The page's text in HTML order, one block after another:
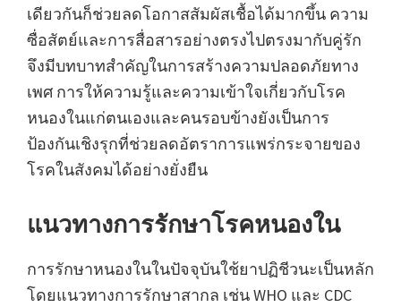
เดียวกันก็ช่วยลดโอกาสสัมผัสเชื้อได้มากขึ้น ความ
ซื่อสัตย์และการสื่อสารอย่างตรงไปตรงมากับคู่รัก
จึงมีบทบาทสำคัญในการสร้างความปลอดภัยทาง
เพศ การให้ความรู้และความเข้าใจเกี่ยวกับโรค
หนองในแก่ตนเองและคนรอบข้างยังเป็นการ
ป้องกันเชิงรุกที่ช่วยลดอัตราการแพร่กระจายของ
โรคในสังคมได้อย่างยั่งยืน
แนวทางการรักษาโรคหนองใน
การรักษาหนองในในปัจจุบันใช้ยาปฏิชีวนะเป็นหลัก
โดยแนวทางการรักษาสากล เช่น WHO และ CDC